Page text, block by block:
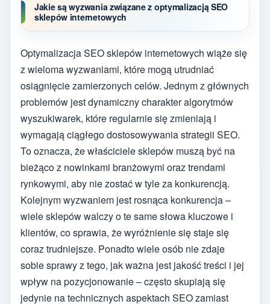
Jakie są wyzwania związane z optymalizacją SEO
sklepów internetowych
Optymalizacja SEO sklepów internetowych wiąże się
z wieloma wyzwaniami, które mogą utrudniać
osiągnięcie zamierzonych celów. Jednym z głównych
problemów jest dynamiczny charakter algorytmów
wyszukiwarek, które regularnie się zmieniają i
wymagają ciągłego dostosowywania strategii SEO.
To oznacza, że właściciele sklepów muszą być na
bieżąco z nowinkami branżowymi oraz trendami
rynkowymi, aby nie zostać w tyle za konkurencją.
Kolejnym wyzwaniem jest rosnąca konkurencja –
wiele sklepów walczy o te same słowa kluczowe i
klientów, co sprawia, że wyróżnienie się staje się
coraz trudniejsze. Ponadto wiele osób nie zdaje
sobie sprawy z tego, jak ważna jest jakość treści i jej
wpływ na pozycjonowanie – często skupiają się
jedynie na technicznych aspektach SEO zamiast